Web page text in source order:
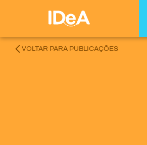
VOLTAR PARA PUBLICAÇÕES